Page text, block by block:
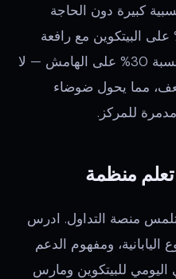
كبيرة دون الحاجة
مالية مفرطة. حركة 3% على البيتكوين مع رافعة
مالية 10 أضعاف تحقق عائداً بنسبة 30% على الهامش — لا
50 أو 100 ضعف، مما يحول ضوضاء
للمركز.
تلمس منصة التداول. ادرس
ومفهوم الدعم
اليومي للبيتكوين ومارس